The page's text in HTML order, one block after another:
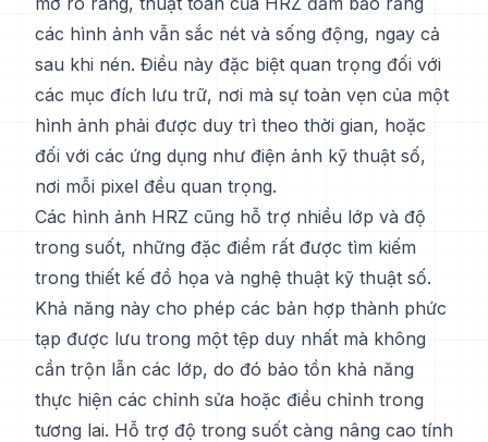
các hình ảnh vẫn sắc nét và sống động, ngay cả
sau khi nén. Điều này đặc biệt quan trọng đối với
các mục đích lưu trữ, nơi mà sự toàn vẹn của một
hình ảnh phải được duy trì theo thời gian, hoặc
đối với các ứng dụng như điện ảnh kỹ thuật số,
nơi mỗi pixel đều quan trọng.
Các hình ảnh HRZ cũng hỗ trợ nhiều lớp và độ
trong suốt, những đặc điểm rất được tìm kiếm
trong thiết kế đồ họa và nghệ thuật kỹ thuật số.
Khả năng này cho phép các bản hợp thành phức
tạp được lưu trong một tệp duy nhất mà không
cần trộn lẫn các lớp, do đó bảo tồn khả năng
thực hiện các chỉnh sửa hoặc điều chỉnh trong
tương lai. Hỗ trợ độ trong suốt càng nâng cao tính